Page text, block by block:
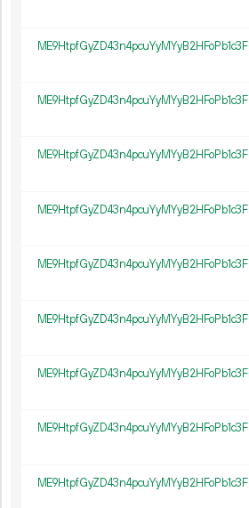
ME9HtpfGyZD43n4pcuYyMYyB2HFoPb1c3F
ME9HtpfGyZD43n4pcuYyMYyB2HFoPb1c3F
ME9HtpfGyZD43n4pcuYyMYyB2HFoPb1c3F
ME9HtpfGyZD43n4pcuYyMYyB2HFoPb1c3F
ME9HtpfGyZD43n4pcuYyMYyB2HFoPb1c3F
ME9HtpfGyZD43n4pcuYyMYyB2HFoPb1c3F
ME9HtpfGyZD43n4pcuYyMYyB2HFoPb1c3F
ME9HtpfGyZD43n4pcuYyMYyB2HFoPb1c3F
ME9HtpfGyZD43n4pcuYyMYyB2HFoPb1c3F